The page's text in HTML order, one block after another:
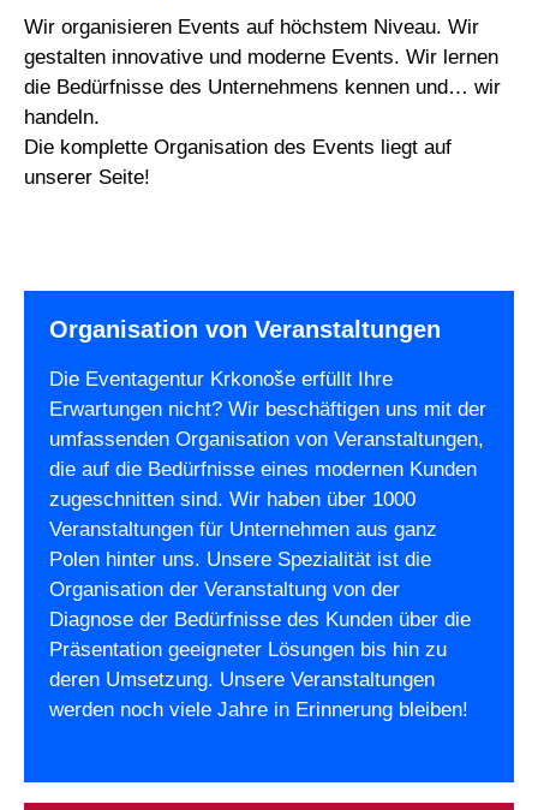
Wir organisieren Events auf höchstem Niveau. Wir
gestalten innovative und moderne Events. Wir lernen
die Bedürfnisse des Unternehmens kennen und… wir
handeln.
Die komplette Organisation des Events liegt auf
unserer Seite!
Organisation von Veranstaltungen
Die Eventagentur Krkonoše erfüllt Ihre
Erwartungen nicht? Wir beschäftigen uns mit der
umfassenden Organisation von Veranstaltungen,
die auf die Bedürfnisse eines modernen Kunden
zugeschnitten sind. Wir haben über 1000
Veranstaltungen für Unternehmen aus ganz
Polen hinter uns. Unsere Spezialität ist die
Organisation der Veranstaltung von der
Diagnose der Bedürfnisse des Kunden über die
Präsentation geeigneter Lösungen bis hin zu
deren Umsetzung. Unsere Veranstaltungen
werden noch viele Jahre in Erinnerung bleiben!